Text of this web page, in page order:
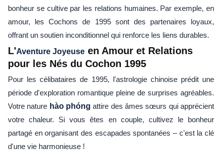
bonheur se cultive par les relations humaines. Par exemple, en
amour, les Cochons de 1995 sont des partenaires loyaux,
offrant un soutien inconditionnel qui renforce les liens durables.
L'Aventure Joyeuse en Amour et Relations
pour les Nés du Cochon 1995
Pour les célibataires de 1995, l'astrologie chinoise prédit une
période d'exploration romantique pleine de surprises agréables.
Votre nature hào phóng attire des âmes sœurs qui apprécient
votre chaleur. Si vous êtes en couple, cultivez le bonheur
partagé en organisant des escapades spontanées – c'est la clé
d'une vie harmonieuse !